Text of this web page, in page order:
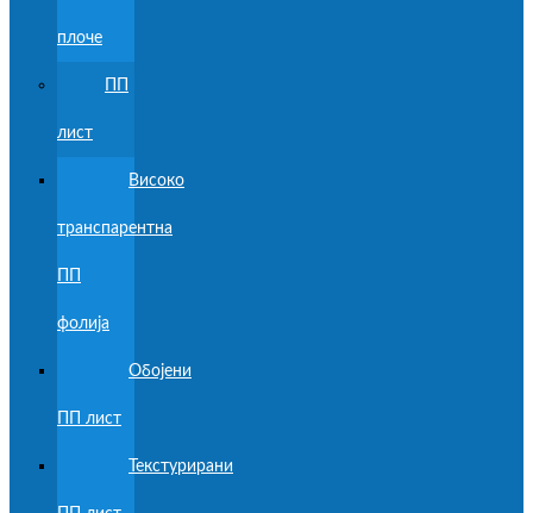
плоче
лист
Високо
транспарентна
фолија
Обојени
ПП лист
Текстурирани